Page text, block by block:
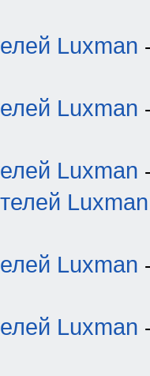
Luxman
Luxman
Luxman
Luxman
Luxman
Luxman